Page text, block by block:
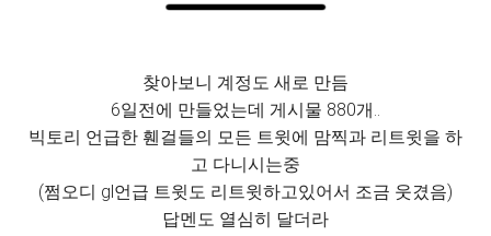
찾아보니 계정도 새로 만듬
6일전에 만들었는데 게시물 880개..
빅토리 언급한 휀걸들의 모든 트윗에 맘찍과 리트윗을 하
고 다니시는중
(쩜오디 gl언급 트윗도 리트윗하고있어서 조금 웃겼음)
답멘도 열심히 달더라